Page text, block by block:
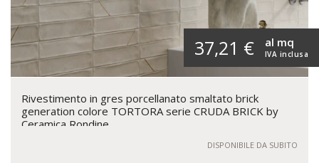
37,21 € IVA inclusa
al mq
Rivestimento in gres porcellanato smaltato brick
generation colore TORTORA serie CRUDA BRICK by
Ceramica Rondine
DISPONIBILE DA SUBITO